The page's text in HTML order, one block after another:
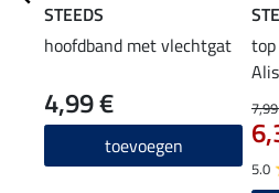
STEEDS
hoofdband met vlechtgat
4,99 €
toevoegen
5.0